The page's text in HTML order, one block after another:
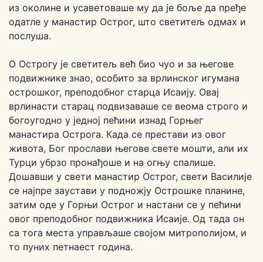
из околине и усаветоваше му да је боље да пређе
одатле у манастир Острог, што светитељ одмах и
послуша.
О Острогу је светитељ већ био чуо и за његове
подвижнике знао, особито за врлинског игумана
острошког, преподобног старца Исаију. Овај
врлинасти старац подвизаваше се веома строго и
богоугодно у једној пећини изнад Горњег
манастира Острога. Када се престави из овог
живота, Бог прослави његове свете мошти, али их
Турци убрзо пронађоше и на огњу спалише.
Дошавши у свети манастир Острог, свети Василије
се најпре заустави у подножју Острошке планине,
затим оде у Горњи Острог и настани се у пећини
овог преподобног подвижника Исаије. Од тада он
са тога места управљаше својом митрополијом, и
то пуних петнаест година.